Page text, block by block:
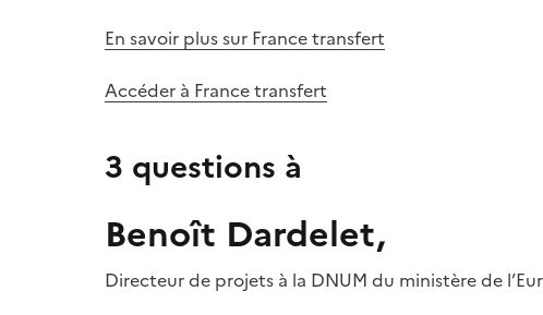
En savoir plus sur France transfert
Accéder à France transfert
3 questions à
Benoît Dardelet,
Directeur de projets à la DNUM du ministère de